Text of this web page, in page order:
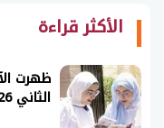
الأكثر قراءة
ظهرت
الثاني 2026 برقم الجلوس